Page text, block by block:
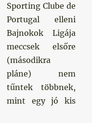
Sporting Clube de
Portugal elleni
Bajnokok Ligája
meccsek elsőre
(másodikra
pláne) nem
tűntek többnek,
mint egy jó kis